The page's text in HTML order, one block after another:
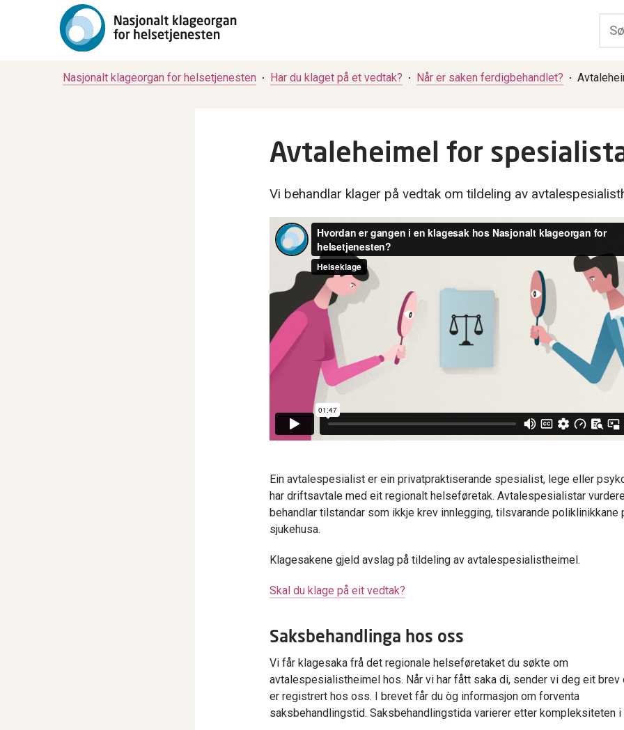
Nasjonalt klageorgan for helsetjenesten Har du klaget på et vedtak? Når er saken ferdigbehandlet?
Avtaleheimel for
Vi behandlar klager på vedtak om tildeling av
Ein avtalespesialist er ein privatpraktiserande spesialist, lege eller
har driftsavtale med eit regionalt helseføretak. Avtalespesialistar
behandlar tilstandar som ikkje krev innlegging, tilsvarande poliklinikkane
sjukehusa.
Klagesakene gjeld avslag på tildeling av avtalespesialistheimel.
Skal du klage på eit vedtak?
Saksbehandlinga hos oss
Vi får klagesaka frå det regionale helseføretaket du søkte om
avtalespesialistheimel hos. Når vi har fått saka di, sender vi deg eit brev
er registrert hos oss. I brevet får du òg informasjon om forventa
saksbehandlingstid. Saksbehandlingstida varierer etter kompleksiteten i